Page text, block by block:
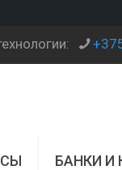
БАНКИ И